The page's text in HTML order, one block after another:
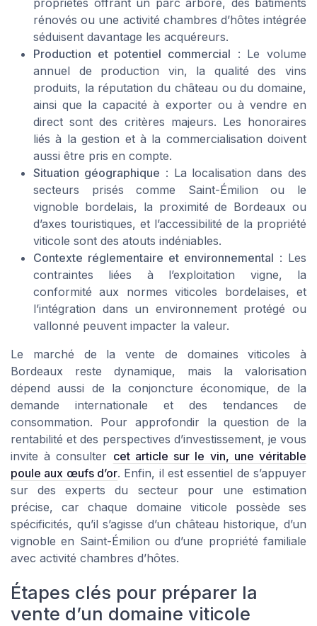
rénovés ou une activité chambres d’hôtes intégrée
séduisent davantage les acquéreurs.
Production et potentiel commercial : Le volume
annuel de production vin, la qualité des vins
produits, la réputation du château ou du domaine,
ainsi que la capacité à exporter ou à vendre en
direct sont des critères majeurs. Les honoraires
liés à la gestion et à la commercialisation doivent
aussi être pris en compte.
Situation géographique : La localisation dans des
secteurs prisés comme Saint-Émilion ou le
vignoble bordelais, la proximité de Bordeaux ou
d’axes touristiques, et l’accessibilité de la propriété
viticole sont des atouts indéniables.
Contexte réglementaire et environnemental : Les
contraintes liées à l’exploitation vigne, la
conformité aux normes viticoles bordelaises, et
l’intégration dans un environnement protégé ou
vallonné peuvent impacter la valeur.
Le marché de la vente de domaines viticoles à
Bordeaux reste dynamique, mais la valorisation
dépend aussi de la conjoncture économique, de la
demande internationale et des tendances de
consommation. Pour approfondir la question de la
rentabilité et des perspectives d’investissement, je vous
invite à consulter cet article sur le vin, une véritable
poule aux œufs d’or. Enfin, il est essentiel de s’appuyer
sur des experts du secteur pour une estimation
précise, car chaque domaine viticole possède ses
spécificités, qu’il s’agisse d’un château historique, d’un
vignoble en Saint-Émilion ou d’une propriété familiale
avec activité chambres d’hôtes.
Étapes clés pour préparer la
vente d’un domaine viticole